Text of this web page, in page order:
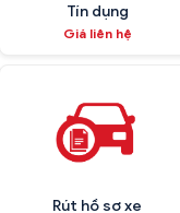
Tín dụng
Giá liên hệ
Rút hồ sơ xe